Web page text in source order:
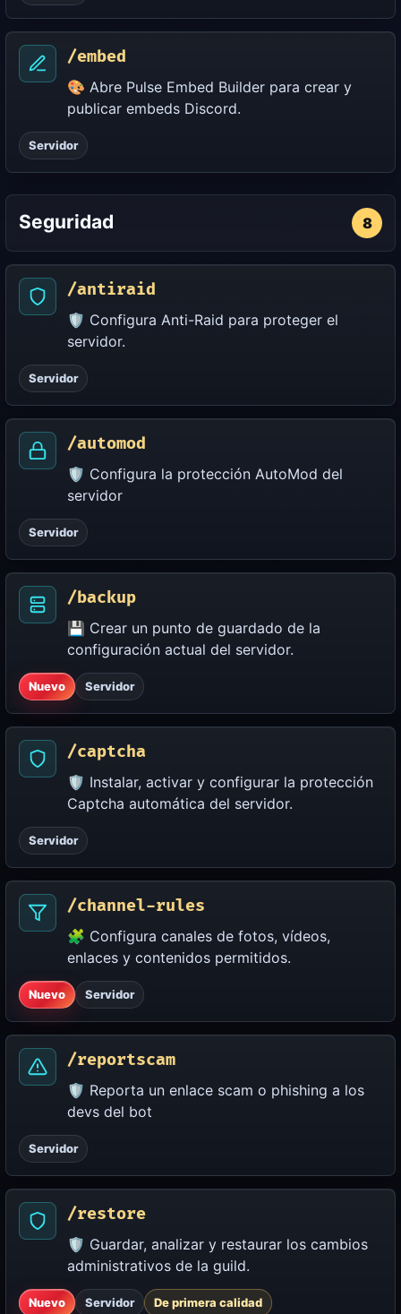
/embed
🎨 Abre Pulse Embed Builder para crear y
publicar embeds Discord.
Servidor
Seguridad 8
/antiraid
🛡️ Configura Anti-Raid para proteger el
servidor.
Servidor
/automod
🛡️ Configura la protección AutoMod del
servidor
Servidor
/backup
💾 Crear un punto de guardado de la
configuración actual del servidor.
Nuevo Servidor
/captcha
🛡️ Instalar, activar y configurar la protección
Captcha automática del servidor.
Servidor
/channel-rules
🧩 Configura canales de fotos, vídeos,
enlaces y contenidos permitidos.
Nuevo Servidor
/reportscam
🛡️ Reporta un enlace scam o phishing a los
devs del bot
Servidor
/restore
🛡️ Guardar, analizar y restaurar los cambios
administrativos de la guild.
Nuevo Servidor De primera calidad